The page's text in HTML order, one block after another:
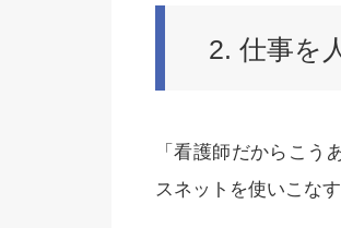
2. 仕事を
「看護師だからこ
スネットを使いこな